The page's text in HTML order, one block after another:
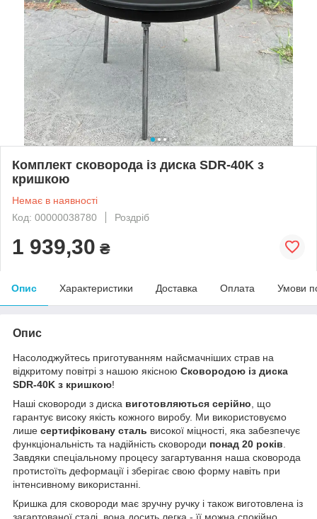
Комплект сковорода із диска SDR-40K з
кришкою
Немає в наявності
Код: 00000038780
Роздріб
1 939,30 ₴
Опис Характеристики Доставка Оплата Умови
Опис
Насолоджуйтесь приготуванням найсмачніших страв на
відкритому повітрі з нашою якісною Сковородою із диска
SDR-40K з кришкою!
Наші сковороди з диска виготовляються серійно , що
гарантує високу якість кожного виробу. Ми використовуємо
лише сертифіковану сталь високої міцності, яка забезпечує
функціональність та надійність сковороди понад 20 років
Завдяки спеціальному процесу загартування наша сковорода
протистоїть деформації і зберігає свою форму навіть при
інтенсивному використанні.
Кришка для сковороди має зручну ручку і також виготовлена із
загартованої сталі, вона досить легка - її можна спокійно